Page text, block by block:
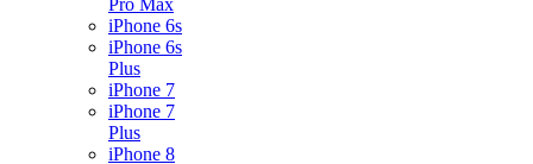
Pro Max
iPhone 6s
iPhone 6s
Plus
iPhone 7
iPhone 7
Plus
iPhone 8